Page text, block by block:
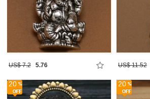
US$ 7.2 5.76 US$ 11.52
20 20